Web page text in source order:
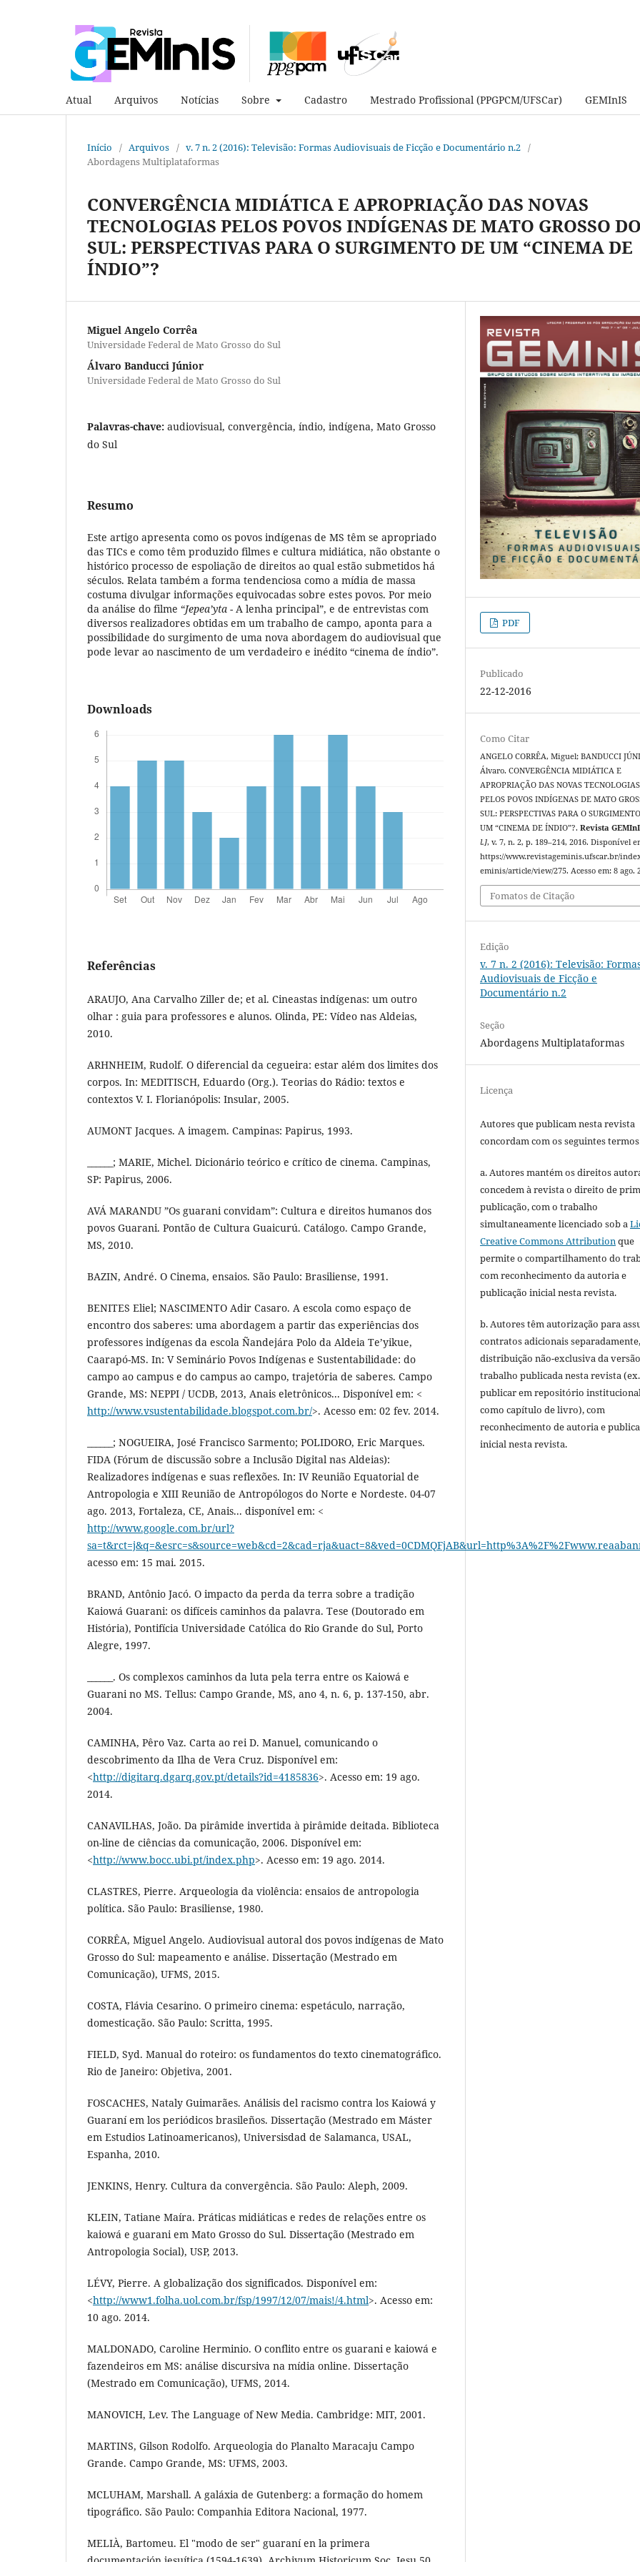
Atual Arquivos Notícias Sobre Cadastro Mestrado Profissional (PPGPCM/UFSCar) GEMInIS
Início / Arquivos / v. 7 n. 2 (2016): Televisão: Formas Audiovisuais de Ficção e Documentário n.2 /
Abordagens Multiplataformas
CONVERGÊNCIA MIDIÁTICA E APROPRIAÇÃO DAS NOVAS
TECNOLOGIAS PELOS POVOS INDÍGENAS DE MATO GROSSO DO
SUL: PERSPECTIVAS PARA O SURGIMENTO DE UM “CINEMA DE
ÍNDIO”?
Miguel Angelo Corrêa
Universidade Federal de Mato Grosso do Sul
Álvaro Banducci Júnior
Universidade Federal de Mato Grosso do Sul
Palavras-chave: audiovisual, convergência, índio, indígena, Mato Grosso
do Sul
Resumo
Este artigo apresenta como os povos indígenas de MS têm se apropriado
das TICs e como têm produzido filmes e cultura midiática, não obstante o
histórico processo de espoliação de direitos ao qual estão submetidos há
séculos. Relata também a forma tendenciosa como a mídia de massa
costuma divulgar informações equivocadas sobre estes povos. Por meio
da análise do filme “Jepea’yta - A lenha principal”, e de entrevistas com
diversos realizadores obtidas em um trabalho de campo, aponta para a
possibilidade do surgimento de uma nova abordagem do audiovisual que
pode levar ao nascimento de um verdadeiro e inédito “cinema de índio”.
Downloads
Referências
ARAUJO, Ana Carvalho Ziller de; et al. Cineastas indígenas: um outro
olhar : guia para professores e alunos. Olinda, PE: Vídeo nas Aldeias,
2010.
ARHNHEIM, Rudolf. O diferencial da cegueira: estar além dos limites dos
corpos. In: MEDITISCH, Eduardo (Org.). Teorias do Rádio: textos e
contextos V. I. Florianópolis: Insular, 2005.
AUMONT Jacques. A imagem. Campinas: Papirus, 1993.
______; MARIE, Michel. Dicionário teórico e crítico de cinema. Campinas,
SP: Papirus, 2006.
AVÁ MARANDU ”Os guarani convidam”: Cultura e direitos humanos dos
povos Guarani. Pontão de Cultura Guaicurú. Catálogo. Campo Grande,
MS, 2010.
BAZIN, André. O Cinema, ensaios. São Paulo: Brasiliense, 1991.
BENITES Eliel; NASCIMENTO Adir Casaro. A escola como espaço de
encontro dos saberes: uma abordagem a partir das experiências dos
professores indígenas da escola Ñandejára Polo da Aldeia Te’yikue,
Caarapó-MS. In: V Seminário Povos Indígenas e Sustentabilidade: do
campo ao campus e do campus ao campo, trajetória de saberes. Campo
Grande, MS: NEPPI / UCDB, 2013, Anais eletrônicos... Disponível em: <
http://www.vsustentabilidade.blogspot.com.br/>. Acesso em: 02 fev. 2014.
______; NOGUEIRA, José Francisco Sarmento; POLIDORO, Eric Marques.
FIDA (Fórum de discussão sobre a Inclusão Digital nas Aldeias):
Realizadores indígenas e suas reflexões. In: IV Reunião Equatorial de
Antropologia e XIII Reunião de Antropólogos do Norte e Nordeste. 04-07
ago. 2013, Fortaleza, CE, Anais... disponível em: <
http://www.google.com.br/url?
acesso em: 15 mai. 2015.
BRAND, Antônio Jacó. O impacto da perda da terra sobre a tradição
Kaiowá Guarani: os difíceis caminhos da palavra. Tese (Doutorado em
História), Pontifícia Universidade Católica do Rio Grande do Sul, Porto
Alegre, 1997.
______. Os complexos caminhos da luta pela terra entre os Kaiowá e
Guarani no MS. Tellus: Campo Grande, MS, ano 4, n. 6, p. 137-150, abr.
2004.
CAMINHA, Pêro Vaz. Carta ao rei D. Manuel, comunicando o
descobrimento da Ilha de Vera Cruz. Disponível em:
<http://digitarq.dgarq.gov.pt/details?id=4185836>. Acesso em: 19 ago.
2014.
CANAVILHAS, João. Da pirâmide invertida à pirâmide deitada. Biblioteca
on-line de ciências da comunicação, 2006. Disponível em:
<http://www.bocc.ubi.pt/index.php>. Acesso em: 19 ago. 2014.
CLASTRES, Pierre. Arqueologia da violência: ensaios de antropologia
política. São Paulo: Brasiliense, 1980.
CORRÊA, Miguel Angelo. Audiovisual autoral dos povos indígenas de Mato
Grosso do Sul: mapeamento e análise. Dissertação (Mestrado em
Comunicação), UFMS, 2015.
COSTA, Flávia Cesarino. O primeiro cinema: espetáculo, narração,
domesticação. São Paulo: Scritta, 1995.
FIELD, Syd. Manual do roteiro: os fundamentos do texto cinematográfico.
Rio de Janeiro: Objetiva, 2001.
FOSCACHES, Nataly Guimarães. Análisis del racismo contra los Kaiowá y
Guaraní em los periódicos brasileños. Dissertação (Mestrado em Máster
em Estudios Latinoamericanos), Universisdad de Salamanca, USAL,
Espanha, 2010.
JENKINS, Henry. Cultura da convergência. São Paulo: Aleph, 2009.
KLEIN, Tatiane Maíra. Práticas midiáticas e redes de relações entre os
kaiowá e guarani em Mato Grosso do Sul. Dissertação (Mestrado em
Antropologia Social), USP, 2013.
LÉVY, Pierre. A globalização dos significados. Disponível em:
<http://www1.folha.uol.com.br/fsp/1997/12/07/mais!/4.html>. Acesso em:
10 ago. 2014.
MALDONADO, Caroline Herminio. O conflito entre os guarani e kaiowá e
fazendeiros em MS: análise discursiva na mídia online. Dissertação
(Mestrado em Comunicação), UFMS, 2014.
MANOVICH, Lev. The Language of New Media. Cambridge: MIT, 2001.
MARTINS, Gilson Rodolfo. Arqueologia do Planalto Maracaju Campo
Grande. Campo Grande, MS: UFMS, 2003.
MCLUHAM, Marshall. A galáxia de Gutenberg: a formação do homem
tipográfico. São Paulo: Companhia Editora Nacional, 1977.
MELIÀ, Bartomeu. El "modo de ser" guaraní en la primera
PDF
Publicado
22-12-2016
Como Citar
ANGELO CORRÊA, Miguel; BANDUCCI
Álvaro. CONVERGÊNCIA MIDIÁTICA E
APROPRIAÇÃO DAS NOVAS TECNOLOGIAS
PELOS POVOS INDÍGENAS DE MATO
SUL: PERSPECTIVAS PARA O
UM “CINEMA DE ÍNDIO”?.Revista
l.], v. 7, n. 2, p. 189–214, 2016. Disponível
https://www.revistageminis.ufscar.br/
eminis/article/view/275. Acesso em: 8 ago.
Fomatos de Citação
Edição
v. 7 n. 2 (2016): Televisão:
Audiovisuais de Ficção e
Documentário n.2
Seção
Abordagens Multiplataformas
Licença
Autores que publicam nesta revista
concordam com os seguintes
a. Autores mantém os direitos
concedem à revista o direito de
publicação, com o trabalho
simultaneamente licenciado sob a
Creative Commons Attributionque
permite o compartilhamento do
com reconhecimento da autoria e
publicação inicial nesta revista.
b. Autores têm autorização para
contratos adicionais
distribuição não-exclusiva da
trabalho publicada nesta revista
publicar em repositório
como capítulo de livro), com
reconhecimento de autoria e
inicial nesta revista.